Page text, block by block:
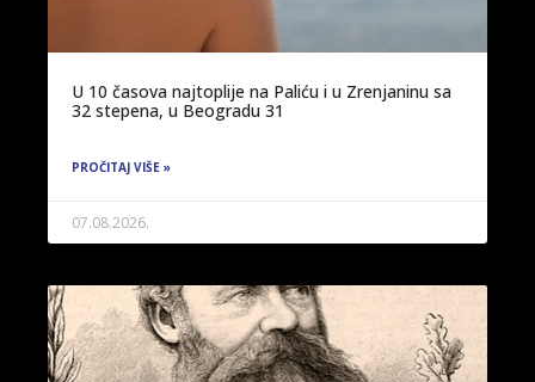
U 10 časova najtoplije na Paliću i u Zrenjaninu sa
32 stepena, u Beogradu 31
PROČITAJ VIŠE »
07.08.2026.